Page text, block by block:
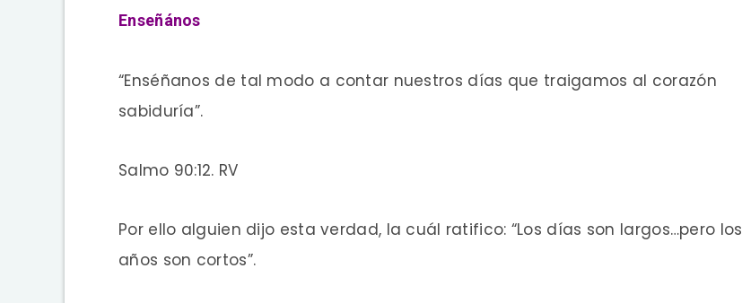
Enseñános
“Enséñanos de tal modo a contar nuestros días que traigamos al corazón
sabiduría”.
Salmo 90:12. RV
Por ello alguien dijo esta verdad, la cuál ratifico: “Los días son largos…pero los
años son cortos”.